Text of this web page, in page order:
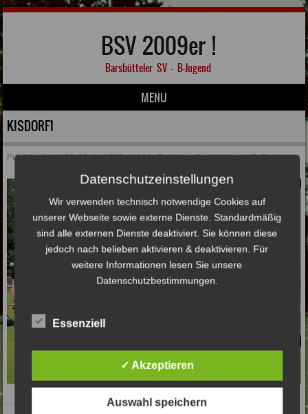
BSV 2009er !
Barsbütteler SV – B-Jugend
MENU
Skip to content
KISDORF1
PublishedJuni 26, 2018at700 × 490inZwischen Sandkiste und Fußballplatz
Datenschutzeinstellungen
Wir verwenden technisch notwendige Cookies auf
unserer Webseite sowie externe Dienste. Standardmäßig
sind alle externen Dienste deaktiviert. Sie können diese
jedoch nach belieben aktivieren & deaktivieren. Für
weitere Informationen lesen Sie unsere
Datenschutzbestimmungen.
Essenziell
✓ Akzeptieren
Auswahl speichern